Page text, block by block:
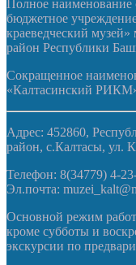
Полное
бюджетное
краеведческий
район Республики
Сокращенное
«Калтасинский
Адрес: 452860,
район, с.Калтасы, ул.
Телефон: 8(34779) 4-
Эл.почта:
Основной режим
кроме субботы и
экскурсии по